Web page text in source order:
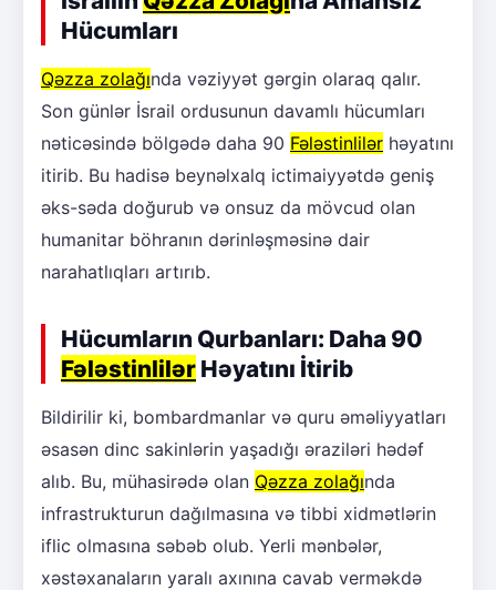
Hücumları
Qəzza zolağında vəziyyət gərgin olaraq qalır.
Son günlər İsrail ordusunun davamlı hücumları
nəticəsində bölgədə daha 90 Fələstinlilər həyatını
itirib. Bu hadisə beynəlxalq ictimaiyyətdə geniş
əks-səda doğurub və onsuz da mövcud olan
humanitar böhranın dərinləşməsinə dair
narahatlıqları artırıb.
Hücumların Qurbanları: Daha 90
Fələstinlilər Həyatını İtirib
Bildirilir ki, bombardmanlar və quru əməliyyatları
əsasən dinc sakinlərin yaşadığı əraziləri hədəf
alıb. Bu, mühasirədə olan Qəzza zolağında
infrastrukturun dağılmasına və tibbi xidmətlərin
iflic olmasına səbəb olub. Yerli mənbələr,
xəstəxanaların yaralı axınına cavab verməkdə